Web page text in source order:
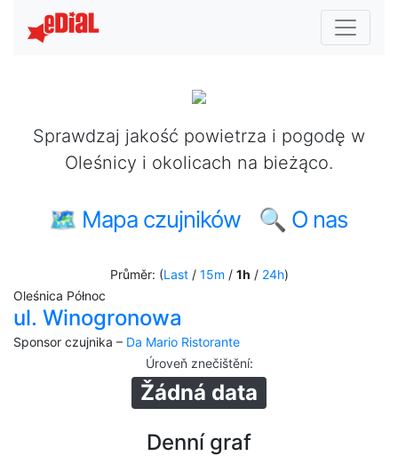
Sprawdzaj jakość powietrza i pogodę w
Oleśnicy i okolicach na bieżąco.
🗺 Mapa czujników 🔍 O nas
Průměr: (Last/ 15m / 1h / 24h)
Oleśnica Północ
ul. Winogronowa
Sponsor czujnika – Da Mario Ristorante
Úroveň znečištění:
Žádná data
Denní graf